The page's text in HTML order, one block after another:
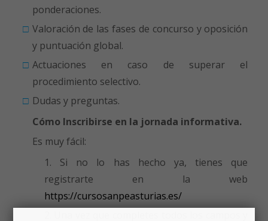
ponderaciones.
Valoración de las fases de concurso y oposición
y puntuación global.
Actuaciones en caso de superar el
procedimiento selectivo.
Dudas y preguntas.
Cómo Inscribirse en la jornada informativa.
Es muy fácil:
Si no lo has hecho ya, tienes que
registrarte en la web
https://cursosanpeasturias.es/